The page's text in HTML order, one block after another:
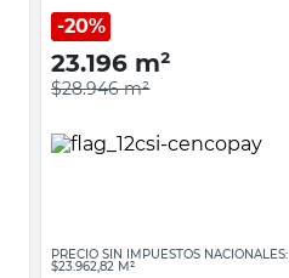
20%
23.196 m²
$28.946m²
PRECIO SIN IMPUESTOS NACIONALES:
$23.962,82 M²